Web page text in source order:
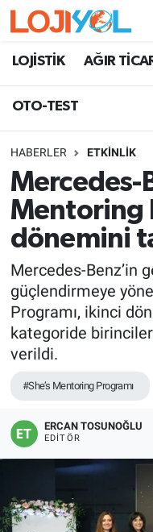
LOJİSTİK AĞIR
OTO-TEST
HABERLER ETKİNLİK
Mercedes-
Mentoring
dönemini
Mercedes-Benz’in
güçlendirmeye
Programı, ikinci
kategoride
verildi.
#She’s Mentoring Programı
ERCAN TOSUNOĞLU
EDITÖR
OTO-TEST